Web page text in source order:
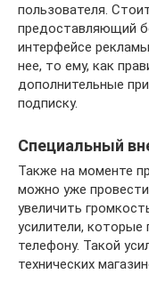
пользователя.
предоставляющий
интерфейсе
нее, то ему, как
дополнительные
подписку.
Специальный
Также на моменте
можно уже
увеличить
усилители, которые
телефону. Такой
технических